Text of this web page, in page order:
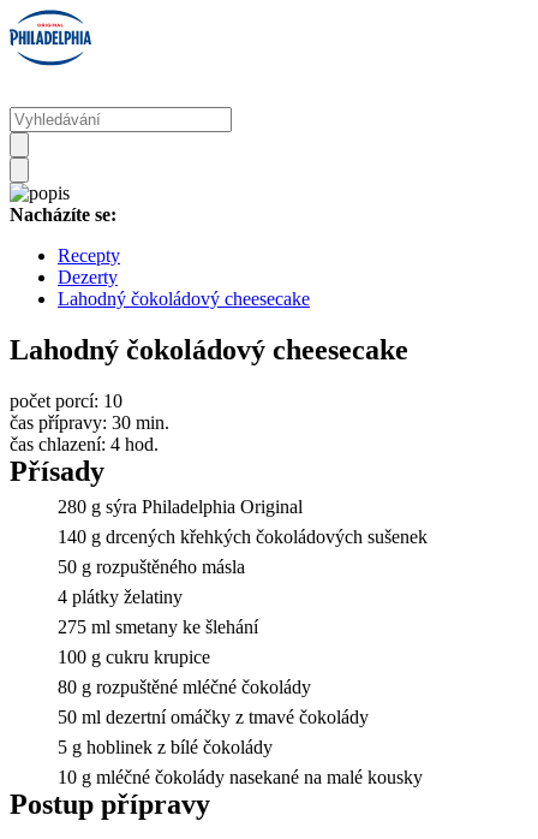
Nacházíte se:
Recepty
Dezerty
Lahodný čokoládový cheesecake
Lahodný čokoládový cheesecake
počet porcí: 10
čas přípravy: 30 min.
čas chlazení: 4 hod.
Přísady
280 g sýra Philadelphia Original
140 g drcených křehkých čokoládových sušenek
50 g rozpuštěného másla
4 plátky želatiny
275 ml smetany ke šlehání
100 g cukru krupice
80 g rozpuštěné mléčné čokolády
50 ml dezertní omáčky z tmavé čokolády
5 g hoblinek z bílé čokolády
10 g mléčné čokolády nasekané na malé kousky
Postup přípravy